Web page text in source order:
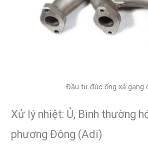
Đầu tư đúc ống xả gang
Xử lý nhiệt: Ủ, Bình thường
phương Đông (Adi)